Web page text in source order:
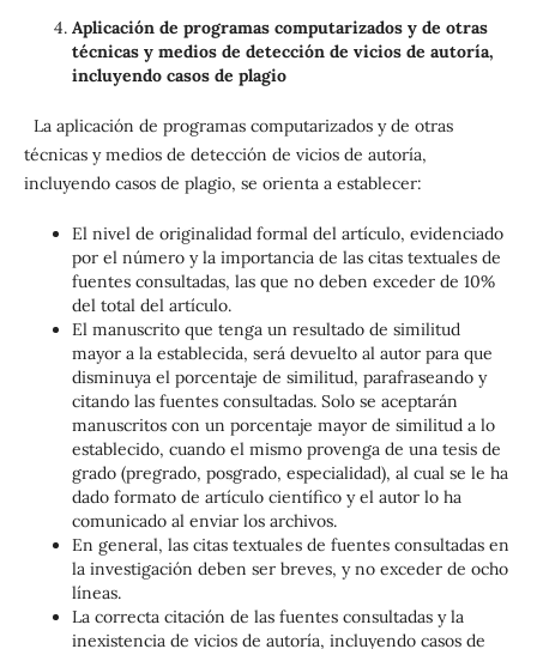
Aplicación de programas computarizados y de otras
técnicas y medios de detección de vicios de autoría,
incluyendo casos de plagio
La aplicación de programas computarizados y de otras
técnicas y medios de detección de vicios de autoría,
incluyendo casos de plagio, se orienta a establecer:
El nivel de originalidad formal del artículo, evidenciado
por el número y la importancia de las citas textuales de
fuentes consultadas, las que no deben exceder de 10%
del total del artículo.
El manuscrito que tenga un resultado de similitud
mayor a la establecida, será devuelto al autor para que
disminuya el porcentaje de similitud, parafraseando y
citando las fuentes consultadas. Solo se aceptarán
manuscritos con un porcentaje mayor de similitud a lo
establecido, cuando el mismo provenga de una tesis de
grado (pregrado, posgrado, especialidad), al cual se le ha
dado formato de artículo científico y el autor lo ha
comunicado al enviar los archivos.
En general, las citas textuales de fuentes consultadas en
la investigación deben ser breves, y no exceder de ocho
líneas.
La correcta citación de las fuentes consultadas y la
inexistencia de vicios de autoría, incluyendo casos de